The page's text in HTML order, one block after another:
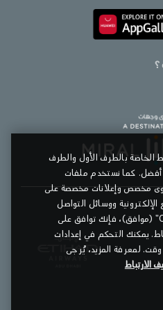
الخاصة بالطرف الأول والطرف
أفضل. كما نستخدم ملفات
مخصص وإعلانات مخصصة على
ووسائل التواصل
الاجتماعي. إذا نقرت فوق "OK" (موافق)، فإنك توافق على
يمكنك التحكم في إعدادات
لمعرفة المزيد، يُرجى
الارتباط